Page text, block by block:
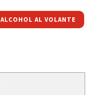
ALCOHOL AL VOLANTE